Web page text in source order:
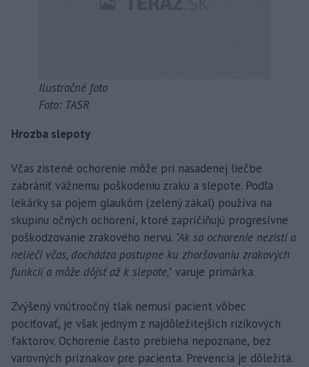
Ilustračné foto
Foto: TASR
Hrozba slepoty
Včas zistené ochorenie môže pri nasadenej liečbe
zabrániť vážnemu poškodeniu zraku a slepote. Podľa
lekárky sa pojem glaukóm (zelený zákal) používa na
skupinu očných ochorení, ktoré zapríčiňujú progresívne
poškodzovanie zrakového nervu. "Ak sa ochorenie nezistí a
nelieči včas, dochádza postupne ku zhoršovaniu zrakových
funkcií a môže dôjsť až k slepote," varuje primárka.
Zvýšený vnútroočný tlak nemusí pacient vôbec
pociťovať, je však jedným z najdôležitejších rizikových
faktorov. Ochorenie často prebieha nepoznane, bez
varovných príznakov pre pacienta. Prevencia je dôležitá.